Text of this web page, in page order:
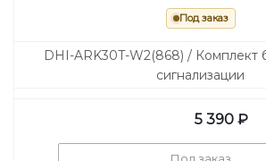
Под заказ
DHI-ARK30T-W2(868) / Комплект
сигнализации
5 390 ₽